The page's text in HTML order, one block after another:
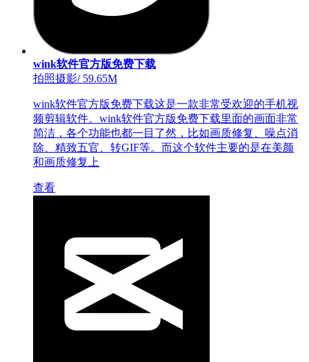
wink软件官方版免费下载
拍照摄影/59.65M
wink软件官方版免费下载这是一款非常受欢迎的手机视
频剪辑软件。wink软件官方版免费下载里面的画面非常
简洁，各个功能也都一目了然，比如画质修复、噪点消
除、精致五官、转GIF等。而这个软件主要的是在美颜
和画质修复上
查看